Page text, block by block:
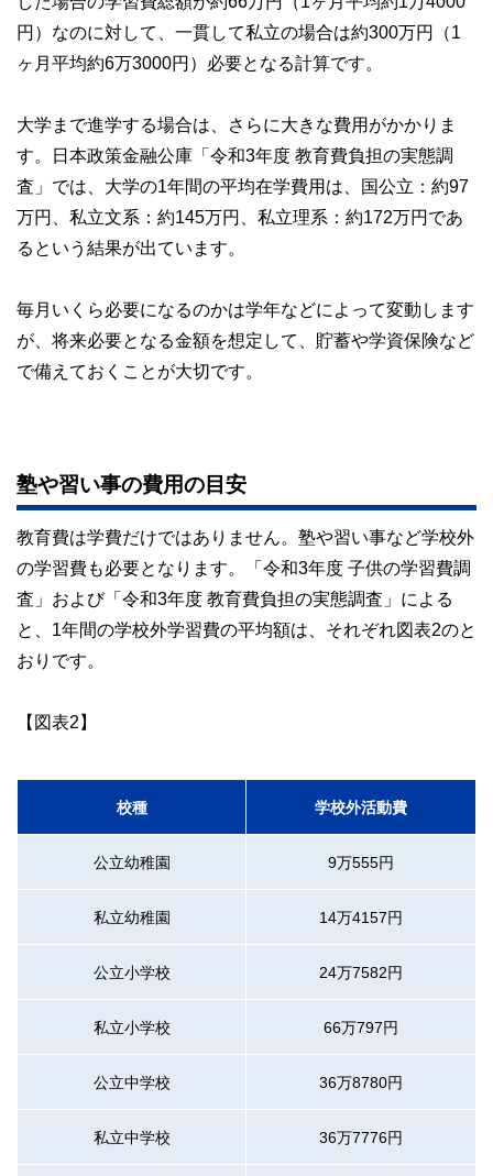
円）なのに対して、一貫して私立の場合は約300万円（1
ヶ月平均約6万3000円）必要となる計算です。
大学まで進学する場合は、さらに大きな費用がかかりま
す。日本政策金融公庫「令和3年度 教育費負担の実態調
査」では、大学の1年間の平均在学費用は、国公立：約97
万円、私立文系：約145万円、私立理系：約172万円であ
るという結果が出ています。
毎月いくら必要になるのかは学年などによって変動します
が、将来必要となる金額を想定して、貯蓄や学資保険など
で備えておくことが大切です。
塾や習い事の費用の目安
教育費は学費だけではありません。塾や習い事など学校外
の学習費も必要となります。「令和3年度 子供の学習費調
査」および「令和3年度 教育費負担の実態調査」による
と、1年間の学校外学習費の平均額は、それぞれ図表2のと
おりです。
【図表2】
校種 学校外活動費
公立幼稚園 9万555円
私立幼稚園 14万4157円
公立小学校 24万7582円
私立小学校 66万797円
公立中学校 36万8780円
私立中学校 36万7776円